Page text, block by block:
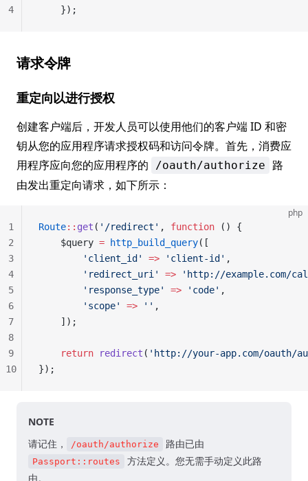
    });
4
请求令牌
重定向以进行授权
创建客户端后，开发人员可以使用他们的客户端 ID 和密
钥从您的应用程序请求授权码和访问令牌。首先，消费应
用程序应向您的应用程序的
/oauth/authorize
路
由发出重定向请求，如下所示：
php
Route:: get ( '/redirect' , function () {
    $query
= http_build_query([
        'client_id'
=> 'client-id' ,
        'redirect_uri'
=> 'http://example.com/
        'response_type'
=> 'code' ,
        'scope'
=> '' ,
    ]);
    return
redirect ( 'http://your-app.com/oauth/
});
1
2
3
4
5
6
7
8
9
10
NOTE
请记住，
/oauth/authorize 路由已由
Passport::routes
方法定义。您无需手动定义此路
由。